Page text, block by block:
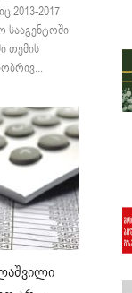
2013-2017
სააგენტოში
თემის